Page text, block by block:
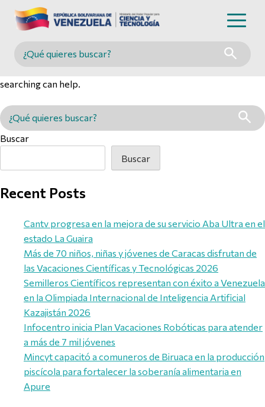
Buscar en MINCYT
searching can help.
Buscar en MINCYT
Buscar
Buscar
Recent Posts
Cantv progresa en la mejora de su servicio Aba Ultra en el
estado La Guaira
Más de 70 niños, niñas y jóvenes de Caracas disfrutan de
las Vacaciones Científicas y Tecnológicas 2026
Semilleros Científicos representan con éxito a Venezuela
en la Olimpiada Internacional de Inteligencia Artificial
Kazajistán 2026
Infocentro inicia Plan Vacaciones Robóticas para atender
a más de 7 mil jóvenes
Mincyt capacitó a comuneros de Biruaca en la producción
piscícola para fortalecer la soberanía alimentaria en
Apure